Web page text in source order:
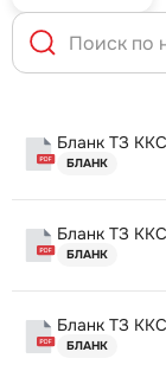
Бланк ТЗ
БЛАНК
Бланк ТЗ
БЛАНК
Бланк ТЗ
БЛАНК